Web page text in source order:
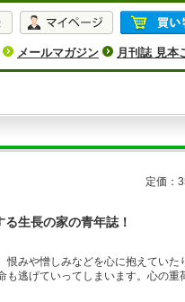
メールマガジン 月刊誌 見本
定価：
生長の家の青年誌！
みや憎しみなどを心に抱えていた
逃げていってしまいます。心の重